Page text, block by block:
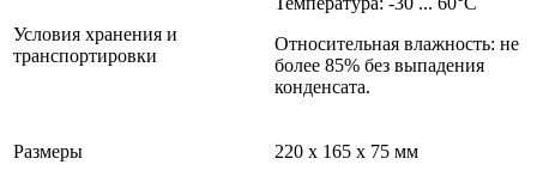
Условия хранения и
транспортировки
Относительная влажность: не
более 85% без выпадения
конденсата.
Размеры 220 х 165 х 75 мм